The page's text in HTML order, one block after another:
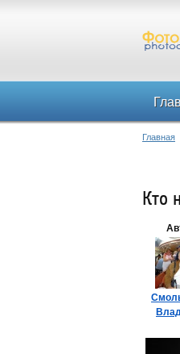
Главная
Кто